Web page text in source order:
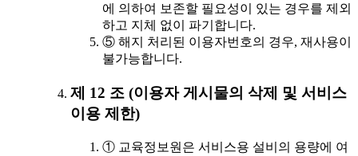
에 의하여 보존할 필요성이 있는 경우를 제외
하고 지체 없이 파기합니다.
⑤ 해지 처리된 이용자번호의 경우, 재사용이
불가능합니다.
제 12 조 (이용자 게시물의 삭제 및 서비스
이용 제한)
① 교육정보원은 서비스용 설비의 용량에 여